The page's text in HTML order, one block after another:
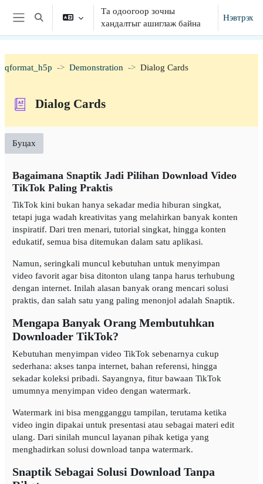
Үндсэн агуулга руу шилжих
Хажуугийн самбар
Хайлтын оролтыг сонгох
Та одоогоор зочны
хандалтыг ашиглаж байна
Нэвтрэх
qformat_h5p Demonstration Dialog Cards
Dialog Cards
Буцах
Bagaimana Snaptik Jadi Pilihan Download Video
TikTok Paling Praktis
TikTok kini bukan hanya sekadar media hiburan singkat,
tetapi juga wadah kreativitas yang melahirkan banyak konten
inspiratif. Dari tren menari, tutorial singkat, hingga konten
edukatif, semua bisa ditemukan dalam satu aplikasi.
Namun, seringkali muncul kebutuhan untuk menyimpan
video favorit agar bisa ditonton ulang tanpa harus terhubung
dengan internet. Inilah alasan banyak orang mencari solusi
praktis, dan salah satu yang paling menonjol adalah Snaptik.
Mengapa Banyak Orang Membutuhkan
Downloader TikTok?
Kebutuhan menyimpan video TikTok sebenarnya cukup
sederhana: akses tanpa internet, bahan referensi, hingga
sekadar koleksi pribadi. Sayangnya, fitur bawaan TikTok
umumnya menyimpan video dengan watermark.
Watermark ini bisa mengganggu tampilan, terutama ketika
video ingin dipakai untuk presentasi atau sebagai materi edit
ulang. Dari sinilah muncul layanan pihak ketiga yang
menghadirkan solusi download tanpa watermark.
Snaptik Sebagai Solusi Download Tanpa